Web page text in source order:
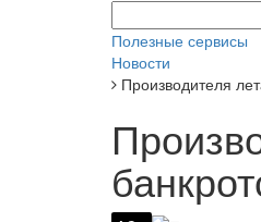
Полезные сервисы
Новости
Производителя